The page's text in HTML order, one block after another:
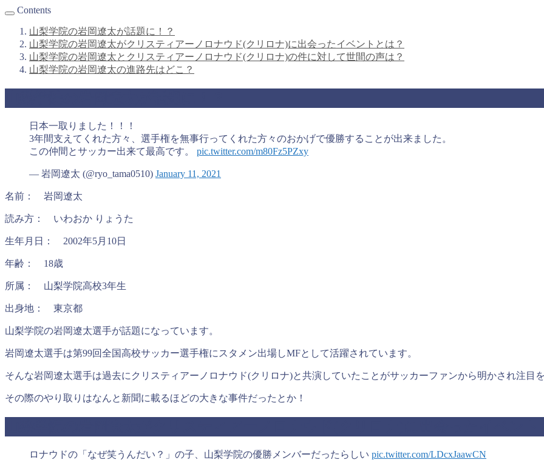
Contents
山梨学院の岩岡遼太が話題に！？
山梨学院の岩岡遼太がクリスティアーノロナウド(クリロナ)に出会ったイベントとは？
山梨学院の岩岡遼太とクリスティアーノロナウド(クリロナ)の件に対して世間の声は？
山梨学院の岩岡遼太の進路先はどこ？
日本一取りました！！！
3年間支えてくれた方々、選手権を無事行ってくれた方々のおかげで優勝することが出来ました。
この仲間とサッカー出来て最高です。 pic.twitter.com/m80Fz5PZxy
— 岩岡遼太 (@ryo_tama0510) January 11, 2021
名前： 岩岡遼太
読み方： いわおか りょうた
生年月日： 2002年5月10日
年齢： 18歳
所属： 山梨学院高校3年生
出身地： 東京都
山梨学院の岩岡遼太選手が話題になっています。
岩岡遼太選手は第99回全国高校サッカー選手権にスタメン出場しMFとして活躍されています。
そんな岩岡遼太選手は過去にクリスティアーノロナウド(クリロナ)と共演していたことがサッカーファンから明かされ注目を
その際のやり取りはなんと新聞に載るほどの大きな事件だったとか！
ロナウドの「なぜ笑うんだい？」の子、山梨学院の優勝メンバーだったらしい pic.twitter.com/LDcxJaawCN